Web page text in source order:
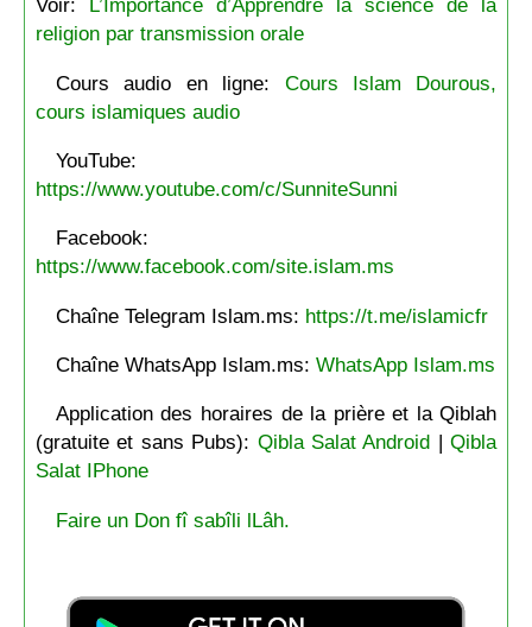
Voir: L’Importance d’Apprendre la science de la
religion par transmission orale
Cours audio en ligne: Cours Islam Dourous,
cours islamiques audio
YouTube:
https://www.youtube.com/c/SunniteSunni
Facebook:
https://www.facebook.com/site.islam.ms
Chaîne Telegram Islam.ms: https://t.me/islamicfr
Chaîne WhatsApp Islam.ms: WhatsApp Islam.ms
Application des horaires de la prière et la Qiblah
(gratuite et sans Pubs): Qibla Salat Android |Qibla
Salat IPhone
Faire un Don fî sabîli lLâh.